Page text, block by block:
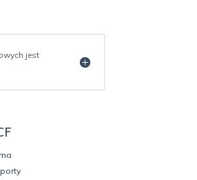
jest